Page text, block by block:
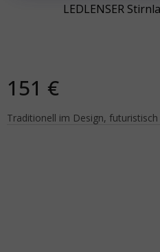
LEDLENSER
151 €
Traditionell im Design,